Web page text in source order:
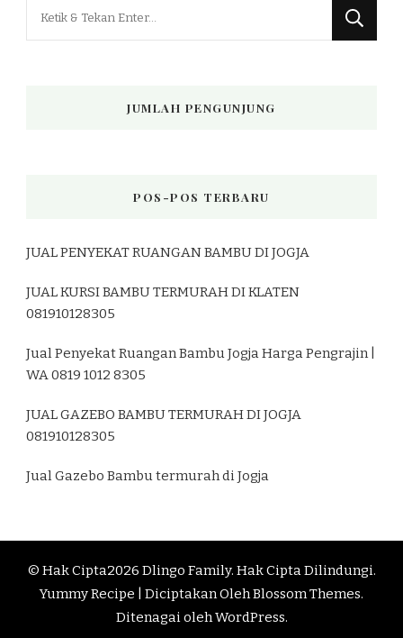
JUMLAH PENGUNJUNG
POS-POS TERBARU
JUAL PENYEKAT RUANGAN BAMBU DI JOGJA
JUAL KURSI BAMBU TERMURAH DI KLATEN
081910128305
Jual Penyekat Ruangan Bambu Jogja Harga Pengrajin |
WA 0819 1012 8305
JUAL GAZEBO BAMBU TERMURAH DI JOGJA
081910128305
Jual Gazebo Bambu termurah di Jogja
© Hak Cipta2026 Dlingo Family. Hak Cipta Dilindungi.
Yummy Recipe | Diciptakan Oleh Blossom Themes.
Ditenagai oleh WordPress.